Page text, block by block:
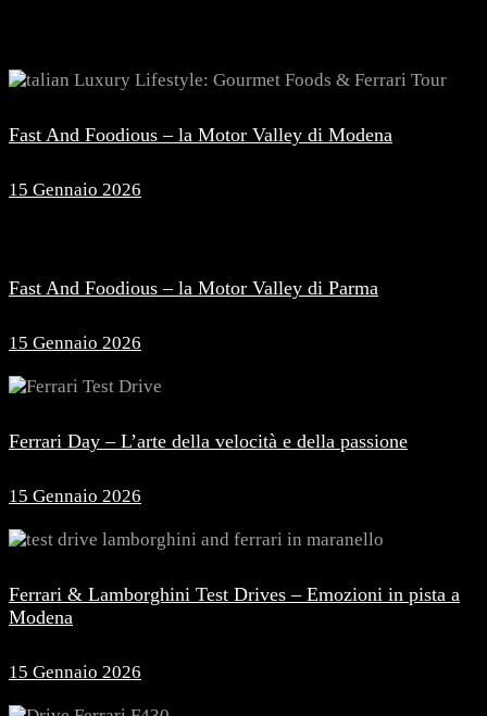
Fast And Foodious – la Motor Valley di Modena
15 Gennaio 2026
Fast And Foodious – la Motor Valley di Parma
15 Gennaio 2026
Ferrari Day – L’arte della velocità e della passione
15 Gennaio 2026
Ferrari & Lamborghini Test Drives – Emozioni in pista a
Modena
15 Gennaio 2026